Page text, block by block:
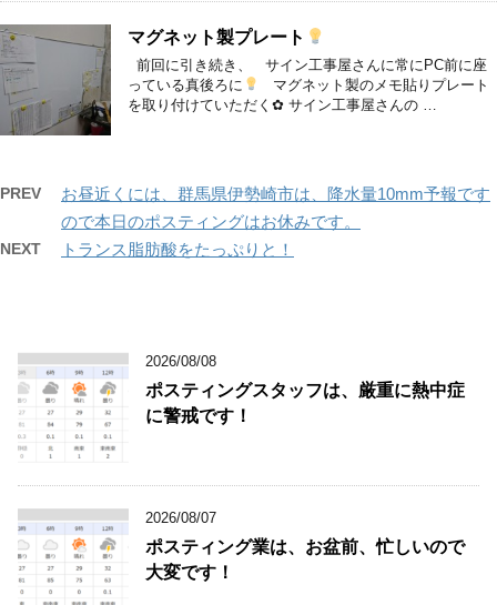
マグネット製プレート
前回に引き続き、 サイン工事屋さんに常にPC前に座
っている真後ろに
マグネット製のメモ貼りプレート
を取り付けていただく✿ サイン工事屋さんの …
PREV
お昼近くには、群馬県伊勢崎市は、降水量10mm予報です
ので本日のポスティングはお休みです。
NEXT トランス脂肪酸をたっぷりと！
2026/08/08
ポスティングスタッフは、厳重に熱中症
に警戒です！
2026/08/07
ポスティング業は、お盆前、忙しいので
大変です！